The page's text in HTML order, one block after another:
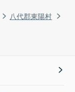
八代郡東陽村